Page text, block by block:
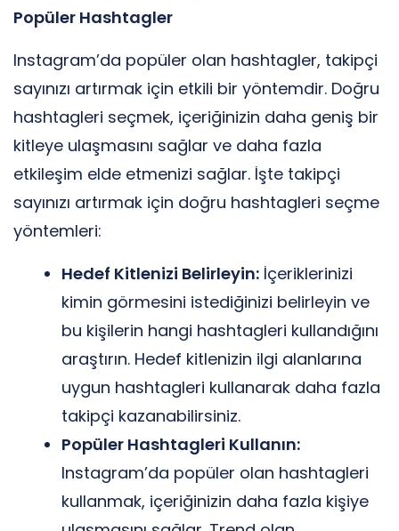
Popüler Hashtagler
Instagram’da popüler olan hashtagler, takipçi
sayınızı artırmak için etkili bir yöntemdir. Doğru
hashtagleri seçmek, içeriğinizin daha geniş bir
kitleye ulaşmasını sağlar ve daha fazla
etkileşim elde etmenizi sağlar. İşte takipçi
sayınızı artırmak için doğru hashtagleri seçme
yöntemleri:
Hedef Kitlenizi Belirleyin: İçeriklerinizi
kimin görmesini istediğinizi belirleyin ve
bu kişilerin hangi hashtagleri kullandığını
araştırın. Hedef kitlenizin ilgi alanlarına
uygun hashtagleri kullanarak daha fazla
takipçi kazanabilirsiniz.
Popüler Hashtagleri Kullanın:
Instagram’da popüler olan hashtagleri
kullanmak, içeriğinizin daha fazla kişiye